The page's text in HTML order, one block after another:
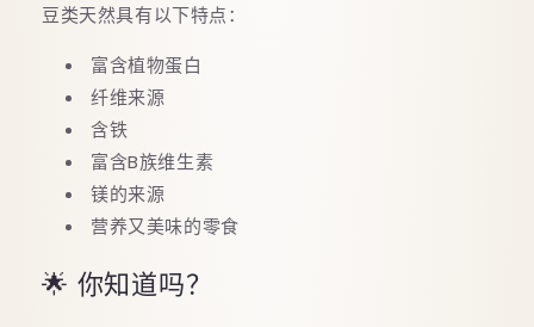
豆类天然具有以下特点：
富含植物蛋白
纤维来源
含铁
富含B族维生素
镁的来源
营养又美味的零食
🌟 你知道吗？